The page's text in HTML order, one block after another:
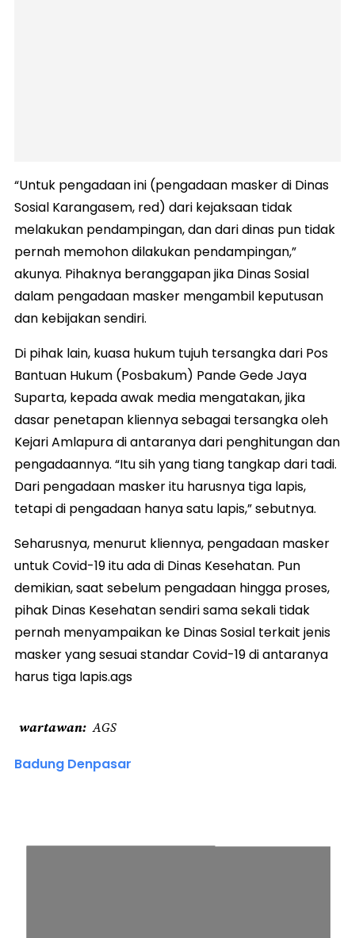
“Untuk pengadaan ini (pengadaan masker di Dinas
Sosial Karangasem, red) dari kejaksaan tidak
melakukan pendampingan, dan dari dinas pun tidak
pernah memohon dilakukan pendampingan,”
akunya. Pihaknya beranggapan jika Dinas Sosial
dalam pengadaan masker mengambil keputusan
dan kebijakan sendiri.
Di pihak lain, kuasa hukum tujuh tersangka dari Pos
Bantuan Hukum (Posbakum) Pande Gede Jaya
Suparta, kepada awak media mengatakan, jika
dasar penetapan kliennya sebagai tersangka oleh
Kejari Amlapura di antaranya dari penghitungan dan
pengadaannya. “Itu sih yang tiang tangkap dari tadi.
Dari pengadaan masker itu harusnya tiga lapis,
tetapi di pengadaan hanya satu lapis,” sebutnya.
Seharusnya, menurut kliennya, pengadaan masker
untuk Covid-19 itu ada di Dinas Kesehatan. Pun
demikian, saat sebelum pengadaan hingga proses,
pihak Dinas Kesehatan sendiri sama sekali tidak
pernah menyampaikan ke Dinas Sosial terkait jenis
masker yang sesuai standar Covid-19 di antaranya
harus tiga lapis.ags
wartawan AGS
Badung Denpasar